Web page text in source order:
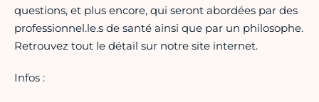
questions, et plus encore, qui seront abordées par des
professionnel.le.s de santé ainsi que par un philosophe.
Retrouvez tout le détail sur notre site internet.
Infos :